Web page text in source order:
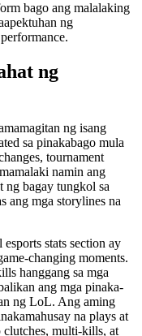
bago ang malalaking
ng
ng
ng isang
sa pinakabago mula
tournament
namin ang
ng bagay tungkol sa
ang mga storylines na
stats section ay
changing moments.
hanggang sa mga
ang mga pinaka-
ng LoL. Ang aming
na plays at
clutches, multi-kills, at